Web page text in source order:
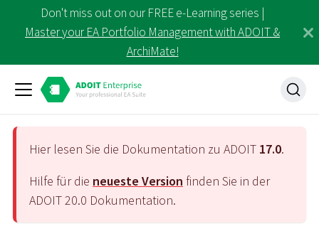
Don't miss out on our FREE e-Learning series |
Master your EA Portfolio Management with ADOIT &
ArchiMate!
Hier lesen Sie die Dokumentation zu ADOIT 17.0.
Hilfe für die neueste Version finden Sie in der
ADOIT20.0 Dokumentation.